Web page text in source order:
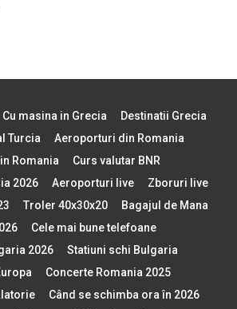
Cu masina in Grecia
Destinatii Grecia
Turcia
Aeroporturi din Romania
Romania
Curs valutar BNR
2026
Aeroporturi live
Zboruri live
Troler 40x30x20
Bagajul de Mana
Cele mai bune telefoane
2026
Statiuni schi Bulgaria
Concerte Romania 2025
Când se schimba ora în 2026